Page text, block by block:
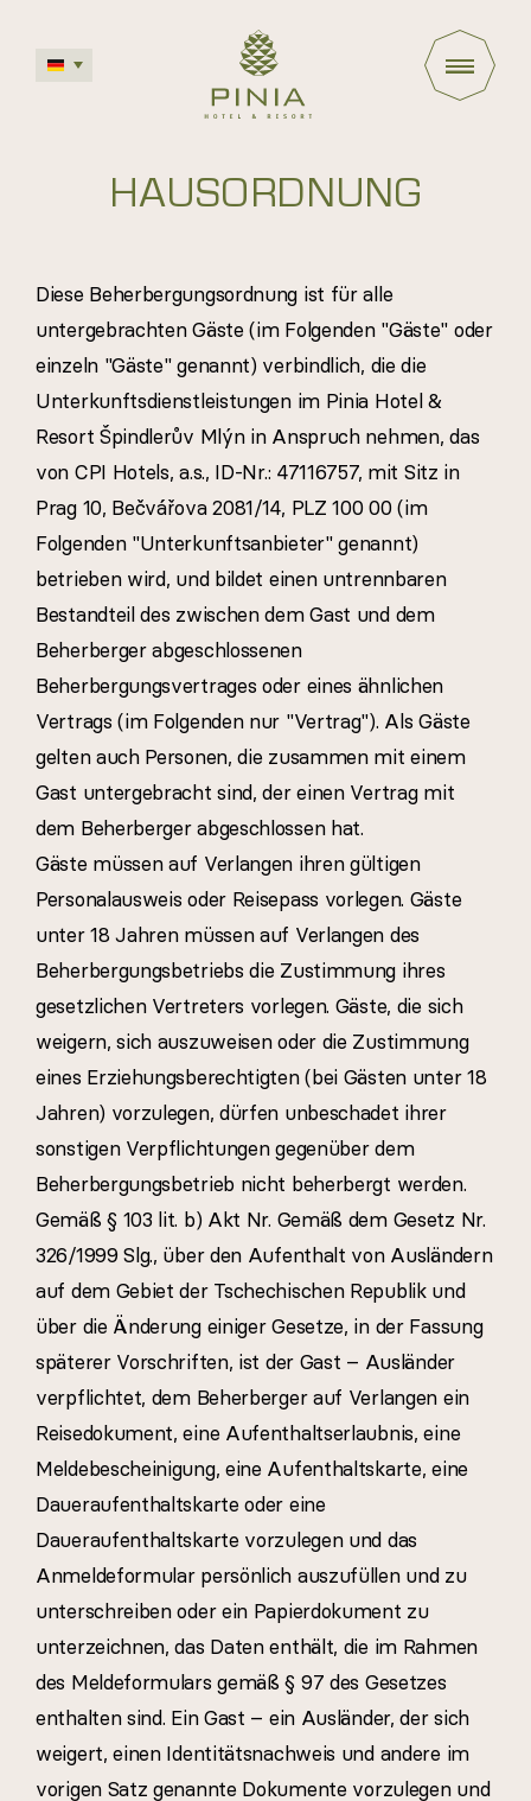
HAUSORDNUNG
Diese Beherbergungsordnung ist für alle
untergebrachten Gäste (im Folgenden "Gäste" oder
einzeln "Gäste" genannt) verbindlich, die die
Unterkunftsdienstleistungen im Pinia Hotel &
Resort Špindlerův Mlýn in Anspruch nehmen, das
von CPI Hotels, a.s., ID-Nr.: 47116757, mit Sitz in
Prag 10, Bečvářova 2081/14, PLZ 100 00 (im
Folgenden "Unterkunftsanbieter" genannt)
betrieben wird, und bildet einen untrennbaren
Bestandteil des zwischen dem Gast und dem
Beherberger abgeschlossenen
Beherbergungsvertrages oder eines ähnlichen
Vertrags (im Folgenden nur "Vertrag"). Als Gäste
gelten auch Personen, die zusammen mit einem
Gast untergebracht sind, der einen Vertrag mit
dem Beherberger abgeschlossen hat.
Gäste müssen auf Verlangen ihren gültigen
Personalausweis oder Reisepass vorlegen. Gäste
unter 18 Jahren müssen auf Verlangen des
Beherbergungsbetriebs die Zustimmung ihres
gesetzlichen Vertreters vorlegen. Gäste, die sich
weigern, sich auszuweisen oder die Zustimmung
eines Erziehungsberechtigten (bei Gästen unter 18
Jahren) vorzulegen, dürfen unbeschadet ihrer
sonstigen Verpflichtungen gegenüber dem
Beherbergungsbetrieb nicht beherbergt werden.
Gemäß § 103 lit. b) Akt Nr. Gemäß dem Gesetz Nr.
326/1999 Slg., über den Aufenthalt von Ausländern
auf dem Gebiet der Tschechischen Republik und
über die Änderung einiger Gesetze, in der Fassung
späterer Vorschriften, ist der Gast – Ausländer
verpflichtet, dem Beherberger auf Verlangen ein
Reisedokument, eine Aufenthaltserlaubnis, eine
Meldebescheinigung, eine Aufenthaltskarte, eine
Daueraufenthaltskarte oder eine
Daueraufenthaltskarte vorzulegen und das
Anmeldeformular persönlich auszufüllen und zu
unterschreiben oder ein Papierdokument zu
unterzeichnen, das Daten enthält, die im Rahmen
des Meldeformulars gemäß § 97 des Gesetzes
enthalten sind. Ein Gast – ein Ausländer, der sich
weigert, einen Identitätsnachweis und andere im
vorigen Satz genannte Dokumente vorzulegen und